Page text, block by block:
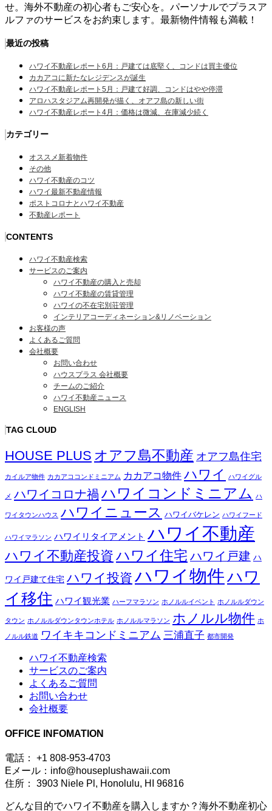
せ。海外不動産の初心者もご安心を。パーソナルでプラスア
ルファのサービスをお約束します。最新物件情報も満載！
最近の投稿
ハワイ不動産レポート6月：戸建ては底堅く、コンドは買主優位
カカアコに新たなレジデンスが誕生
ハワイ不動産レポート5月：戸建て好調、コンドはやや停滞
アロハスタジアム再開発が描く、オアフ島の新しい街
ハワイ不動産レポート4月：価格は微減、在庫減少続く
カテゴリー
オススメ新着物件
その他
ハワイ不動産のコツ
ハワイ最新不動産情報
ポストコロナとハワイ不動産
不動産レポート
CONTENTS
ハワイ不動産検索
サービスのご案内
ハワイ不動産の購入と売却
ハワイ不動産の賃貸管理
ハワイの不在宅別荘管理
インテリアコーディネーション&リノベーション
お客様の声
よくあるご質問
会社概要
お問い合わせ
ハウスプラス 会社概要
チームのご紹介
ハワイ不動産ニュース
ENGLISH
TAG CLOUD
HOUSE PLUS オアフ島不動産 オアフ島住宅
カイルア物件 カカアココンドミニアム カカアコ物件 ハワイ ハワイグル
メ ハワイコロナ禍 ハワイコンドミニアム ハ
ワイタウンハウス ハワイニュース ハワイバケレン ハワイフード
ハワイマラソン ハワイリタイアメント ハワイ不動産
ハワイ不動産投資 ハワイ住宅 ハワイ戸建 ハ
ワイ戸建て住宅 ハワイ投資 ハワイ物件ハワ
イ移住 ハワイ観光業 ハーフマラソン ホノルルイベント ホノルルダウン
タウン ホノルルダウンタウンホテル ホノルルマラソン ホノルル物件 ホ
ノルル鉄道 ワイキキコンドミニアム 三浦直子 都市開発
ハワイ不動産検索
サービスのご案内
よくあるご質問
お問い合わせ
会社概要
OFFICE INFOMATION
電話： +1 808-953-4703
Eメール：info@houseplushawaii.com
住所： 3903 Niele Pl, Honolulu, HI 96816
どんな目的でハワイ不動産を購入しますか？海外不動産初心